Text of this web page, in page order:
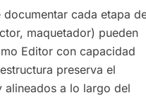
cada etapa
maquetador) pueden
Editor con capacidad
preserva el
a lo largo del